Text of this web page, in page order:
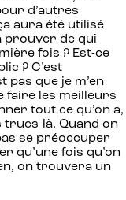
d’autres
aura été utilisé
prouver de qui
fois ? Est-ce
? C’est
pas que je m’en
faire les meilleurs
tout ce qu’on a,
trucs-là. Quand on
se préoccuper
qu’une fois qu’on
on trouvera un